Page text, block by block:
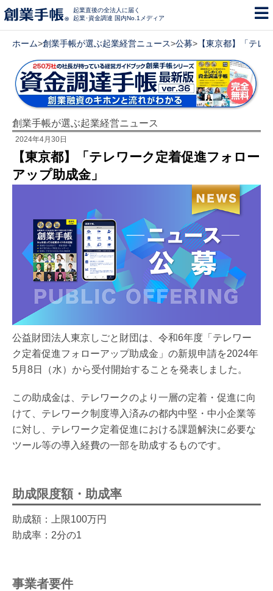
起業直後の全法人に届く
起業･資金調達 国内No.1メディア
ホーム>創業手帳が選ぶ起業経営ニュース>公募> 【東京都】「テレ
創業手帳が選ぶ起業経営ニュース
2024年4月30日
【東京都】「テレワーク定着促進フォロー
アップ助成金」
公益財団法人東京しごと財団は、令和6年度「テレワー
ク定着促進フォローアップ助成金」の新規申請を2024年
5月8日（水）から受付開始することを発表しました。
この助成金は、テレワークのより一層の定着・促進に向
けて、テレワーク制度導入済みの都内中堅・中小企業等
に対し、テレワーク定着促進における課題解決に必要な
ツール等の導入経費の一部を助成するものです。
助成限度額・助成率
助成額：上限100万円
助成率：2分の1
事業者要件